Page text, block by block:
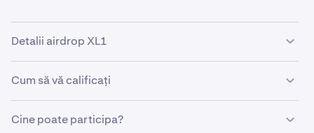
Detalii airdrop XL1
•
Valoarea airdrop-ului: 100.000 $ în tokenuri XL1,
împărțită în mod egal între utilizatorii eligibili
•
Perioada de calificare: 13 octombrie – 19 octombrie
Cum să vă calificați
• Fiți un abonat Kraken+
Cine poate participa?